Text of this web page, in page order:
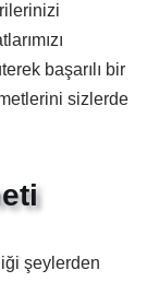
başarılı bir
sizlerde
şeylerden